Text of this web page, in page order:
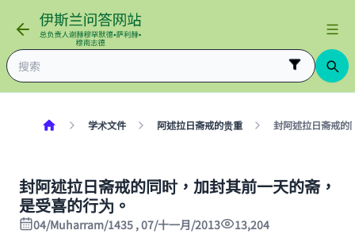
学术文件 阿述拉日斋戒的贵重 封阿述拉日斋戒的
封阿述拉日斋戒的同时，加封其前一天的斋，
是受喜的行为。
04/Muharram/1435 , 07/十一月/2013 13,204